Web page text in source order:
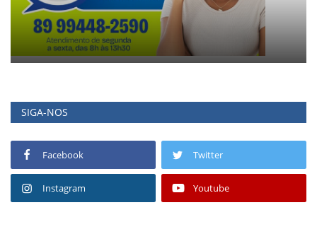
SIGA-NOS
Facebook Twitter
Instagram Youtube